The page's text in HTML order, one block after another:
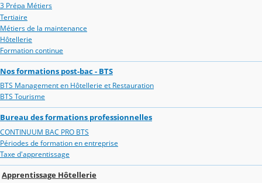
3 Prépa Métiers
Tertiaire
Métiers de la maintenance
Hôtellerie
Formation continue
Nos formations post-bac - BTS
BTS Management en Hôtellerie et Restauration
BTS Tourisme
Bureau des formations professionnelles
CONTINUUM BAC PRO BTS
Périodes de formation en entreprise
Taxe d'apprentissage
Apprentissage Hôtellerie